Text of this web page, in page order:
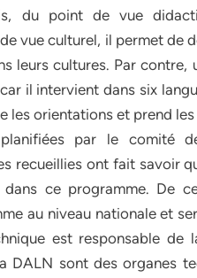
du point de vue
vue culturel, il permet de
leurs cultures. Par
il intervient dans six
les orientations et prend
par le comité
recueillies ont fait savoir
ce programme. De
au niveau nationale et
est responsable
DALN sont des organes